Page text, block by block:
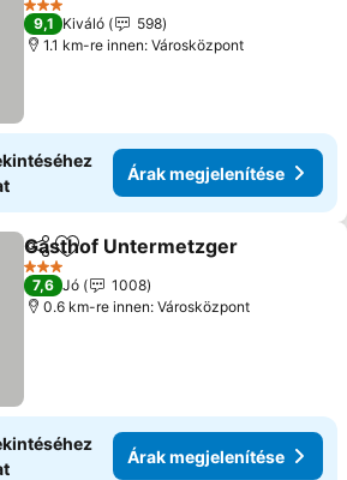
3 Kategória
9,1 Kiváló
598
1.1 km-re innen: Városközpont
Árak megjelenítése
Megosztás
Hozzáadás a kedvencekhez
Gasthof Untermetzger
3 Kategória
7,6 Jó
1008
0.6 km-re innen: Városközpont
Árak megjelenítése